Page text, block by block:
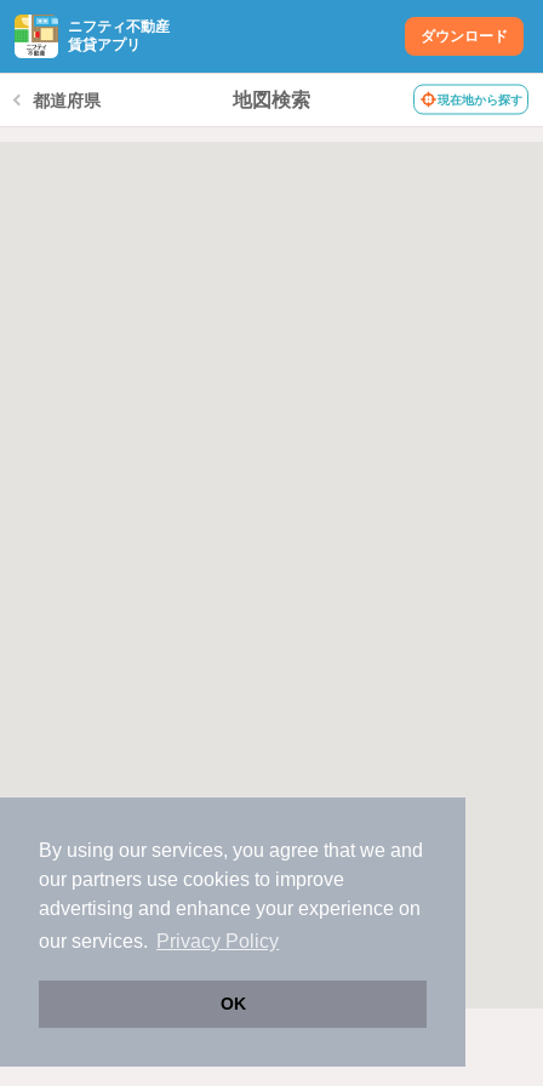
By using our services, you agree that we and
our partners use cookies to improve
advertising and enhance your experience on
our services.
Privacy Policy
OK
ニフティ不動産
賃貸アプリ
ダウンロード
都道府県 地図検索 現在地から探す